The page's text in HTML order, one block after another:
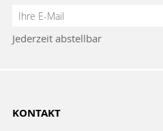
Anmeldung
Newsletter:
Jederzeit abstellbar
KONTAKT